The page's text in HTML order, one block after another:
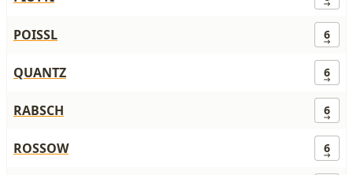
POISSL 6
QUANTZ 6
RABSCH 6
ROSSOW 6